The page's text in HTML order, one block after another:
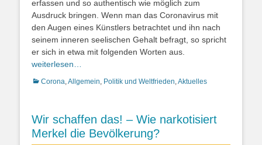
erfassen und so authentisch wie möglich zum
Ausdruck bringen. Wenn man das Coronavirus mit
den Augen eines Künstlers betrachtet und ihn nach
seinem inneren seelischen Gehalt befragt, so spricht
er sich in etwa mit folgenden Worten aus.
weiterlesen…
Kategorien
Corona,Allgemein, Politik und Weltfrieden,Aktuelles
Wir schaffen das! – Wie narkotisiert
Merkel die Bevölkerung?